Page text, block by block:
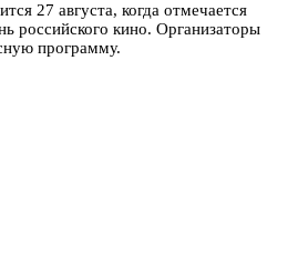
27 августа, когда отмечается
российского кино. Организаторы
программу.